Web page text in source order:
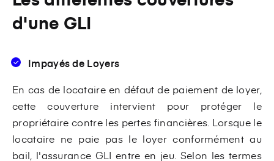
d'une GLI
Impayés de Loyers
En cas de locataire en défaut de paiement de loyer,
cette couverture intervient pour protéger le
propriétaire contre les pertes financières. Lorsque le
locataire ne paie pas le loyer conformément au
bail, l'assurance GLI entre en jeu. Selon les termes